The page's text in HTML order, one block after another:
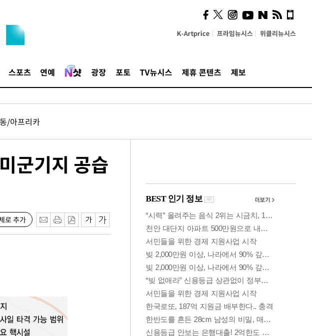
K-Artprice 프라임뉴시스 위클리뉴시스
스포츠 연예 광장 포토 TV뉴시스 제휴 콘텐츠 제보
/아프리카
군기지 공습
로 추가
의견, 국토부·LH에 충실히
전달할 것"